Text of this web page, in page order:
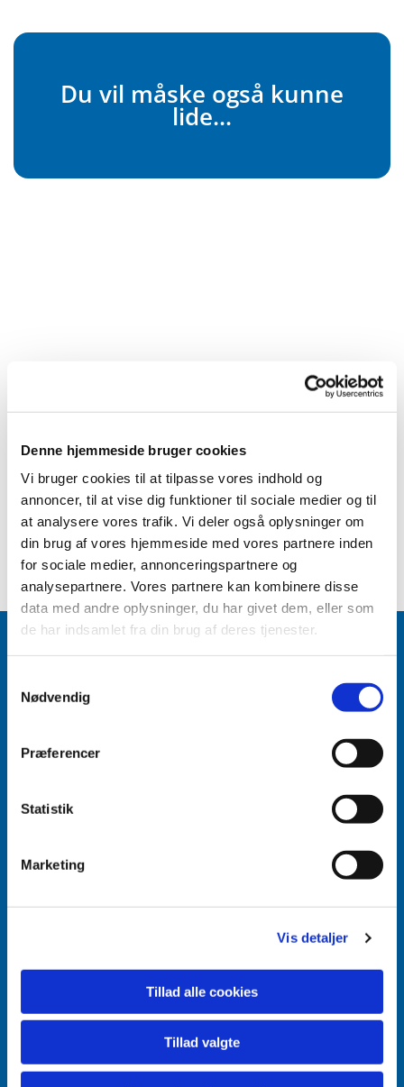
Denne hjemmeside bruger cookies
Vi bruger cookies til at tilpasse vores indhold og
annoncer, til at vise dig funktioner til sociale medier og til
at analysere vores trafik. Vi deler også oplysninger om
din brug af vores hjemmeside med vores partnere inden
for sociale medier, annonceringspartnere og
analysepartnere. Vores partnere kan kombinere disse
data med andre oplysninger, du har givet dem, eller som
de har indsamlet fra din brug af deres tjenester.
Nødvendig
Præferencer
Statistik
Marketing
Vis detaljer
Tillad alle cookies
Tillad valgte
Du vil måske også kunne
lide...
Aabenraa Sogn
6200 Aabenraa